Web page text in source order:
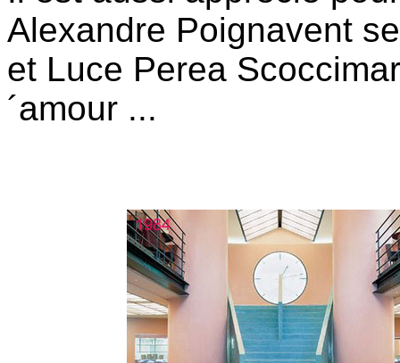
Alexandre Poignavent
et Luce Perea
´amour ...